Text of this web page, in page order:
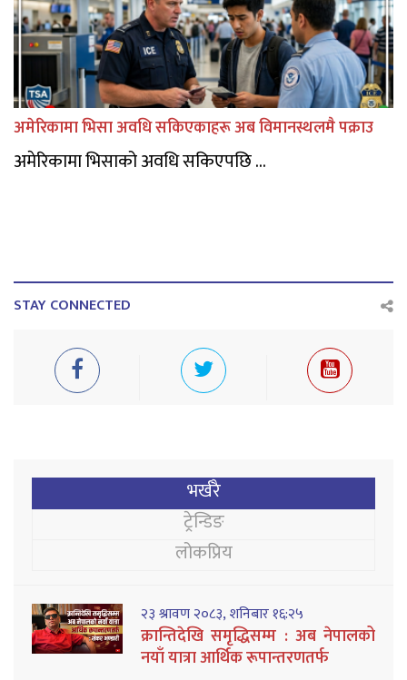
अमेरिकामा भिसा अवधि सकिएकाहरू अब विमानस्थलमै पक्राउ
अमेरिकामा भिसाको अवधि सकिएपछि ...
STAY CONNECTED
भर्खरै
ट्रेन्डिङ
लोकप्रिय
२३ श्रावण २०८३, शनिबार १६:२५
क्रान्तिदेखि समृद्धिसम्म : अब नेपालको
नयाँ यात्रा आर्थिक रूपान्तरणतर्फ